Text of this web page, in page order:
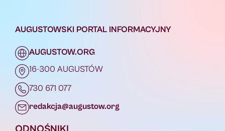
AUGUSTOWSKI PORTAL INFORMACYJNY
AUGUSTOW.ORG
16-300 AUGUSTÓW
730 671 077
redakcja@augustow.org